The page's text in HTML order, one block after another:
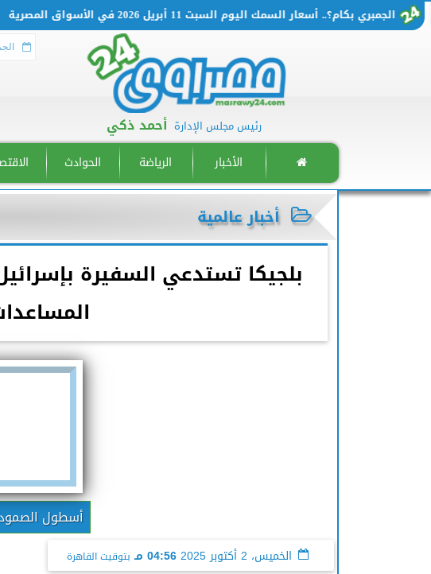
الجمبري بكام؟.. أسعار السمك اليوم السبت 11 أبريل 2026 في الأسواق المصرية
رئيس مجلس الإدارة أحمد ذكي
الأخبار الرياضة الحوادث
أخبار عالمية
بلجيكا تستدعي السفيرة
أسطول
الخميس، 2 أكتوبر 2025 04:56 مـ بتوقيت القاهرة